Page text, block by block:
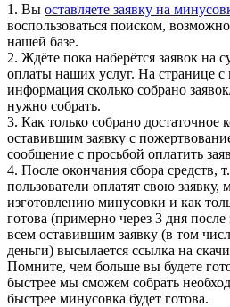
1. Вы оставляете заявку на
воспользоваться поиском,
нашей базе.
2. Ждёте пока наберётся заявок на
оплаты наших услуг. На странице с
информация сколько собрано
нужно собрать.
3. Как только собрано достаточное
оставившим заявку с
сообщение с просьбой оплатить
4. После окончания сбора средств,
пользователи оплатят свою
изготовлению минусовки и как
готова (примерно через 3 дня
всем оставившим заявку (в том
деньги) высылается ссылка на
Помните, чем больше вы будете
быстрее мы сможем собрать
быстрее минусовка будет готова.